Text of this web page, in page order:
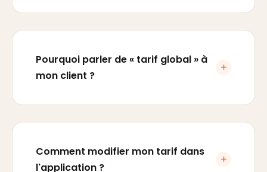
Pourquoi parler de « tarif global » à
mon client ?
Comment modifier mon tarif dans
l'application ?